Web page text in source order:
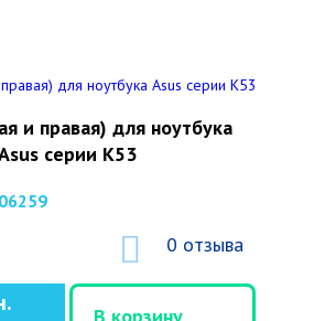
и правая) для ноутбука
серии K53
0 отзыва
В корзину